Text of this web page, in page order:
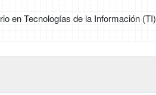
en Tecnologías de la Información (TI)